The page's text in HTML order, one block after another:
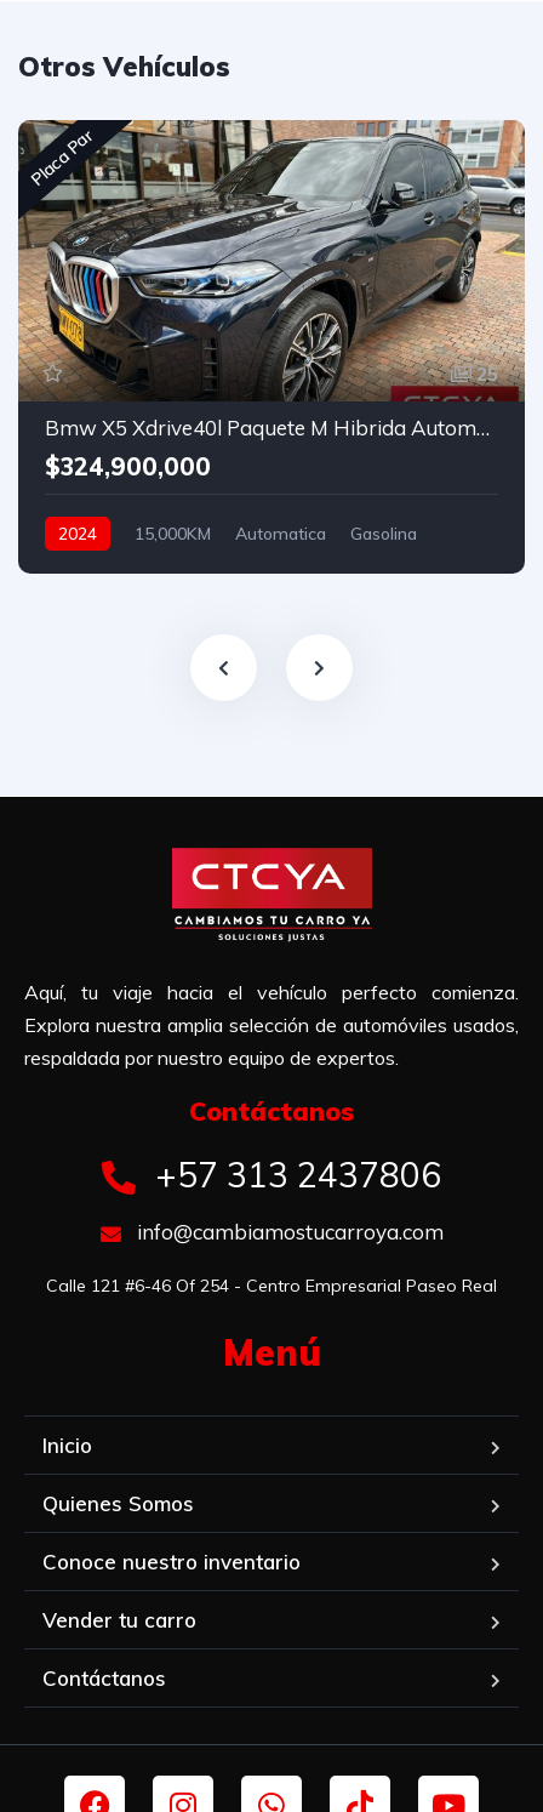
Otros Vehículos
Placa Par
25
Bmw X5 Xdrive40l Paquete M Hibrida Automatico
$324,900,000
2024 15,000KM Automatica
Gasolina
Aquí, tu viaje hacia el vehículo perfecto comienza.
Explora nuestra amplia selección de automóviles usados,
respaldada por nuestro equipo de expertos.
Contáctanos​
+57 313 2437806
info@cambiamostucarroya.com
Calle 121 #6-46 Of 254 - Centro Empresarial Paseo Real
Menú​
Inicio
Quienes Somos
Conoce nuestro inventario
Vender tu carro
Contáctanos